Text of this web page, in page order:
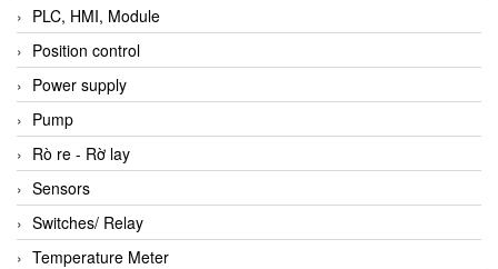
PLC, HMI, Module
Position control
Power supply
Pump
Rò re - Rờ lay
Sensors
Switches/ Relay
Temperature Meter